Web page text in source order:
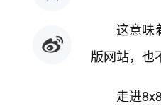
这意味
版网站，也
走进